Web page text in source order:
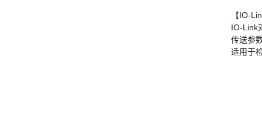
【IO-
IO-Link
传送参
适用于